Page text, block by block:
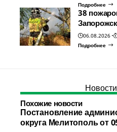
Подробнее
38
06.08.2026
Подробнее
Похожие новости
Постановление
округа Мелитополь от